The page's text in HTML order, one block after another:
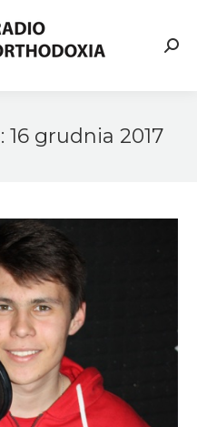
16 grudnia 2017